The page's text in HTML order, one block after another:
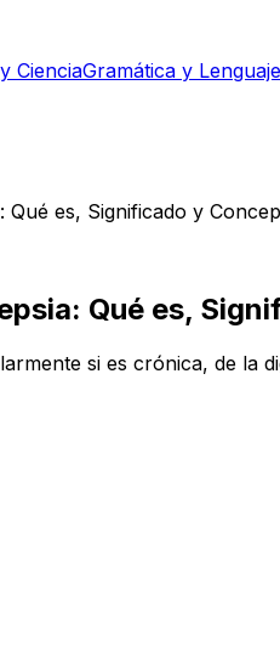
CienciaGramática y Lenguaje
Qué es, Significado y
Qué es,
si es crónica, de la